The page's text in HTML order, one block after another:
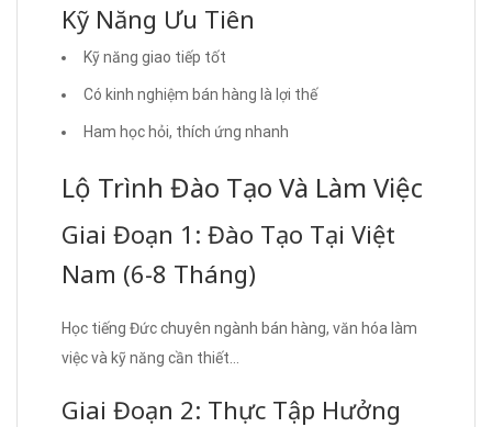
Kỹ Năng Ưu Tiên
Kỹ năng giao tiếp tốt
Có kinh nghiệm bán hàng là lợi thế
Ham học hỏi, thích ứng nhanh
Lộ Trình Đào Tạo Và Làm Việc
Giai Đoạn 1: Đào Tạo Tại Việt
Nam (6-8 Tháng)
Học tiếng Đức chuyên ngành bán hàng, văn hóa làm
việc và kỹ năng cần thiết…
Giai Đoạn 2: Thực Tập Hưởng